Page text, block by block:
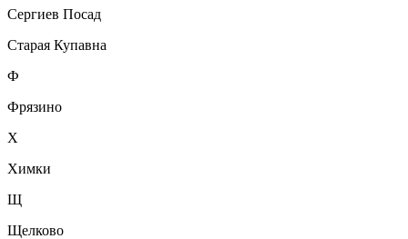
Сергиев Посад
Старая Купавна
Ф
Фрязино
Х
Химки
Щ
Щелково